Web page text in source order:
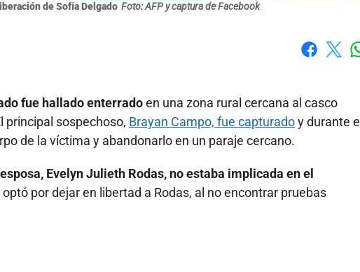
de Sofía Delgado Foto: AFP y captura de Facebook
fue hallado enterradoen una zona rural cercana al casco
principal sospechoso, Brayan Campo, fue capturadoy durante el
de la víctima y abandonarlo en un paraje cercano.
Evelyn Julieth Rodas, no estaba implicada en el
por dejar en libertad a Rodas, al no encontrar pruebas